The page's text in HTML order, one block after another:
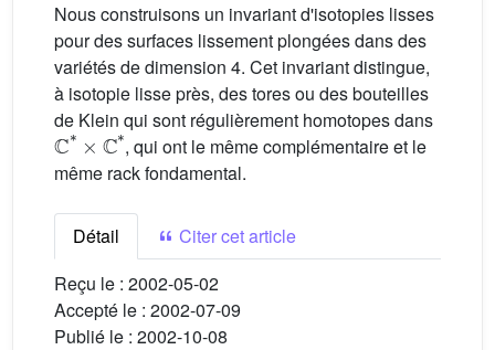
Nous construisons un invariant d'isotopies lisses
pour des surfaces lissement plongées dans des
variétés de dimension 4. Cet invariant distingue,
à isotopie lisse près, des tores ou des bouteilles
de Klein qui sont régulièrement homotopes dans
ℂ*×ℂ*
, qui ont le même complémentaire et le
même rack fondamental.
Détail
Citer cet article
Reçu le : 2002-05-02
Accepté le : 2002-07-09
Publié le : 2002-10-08